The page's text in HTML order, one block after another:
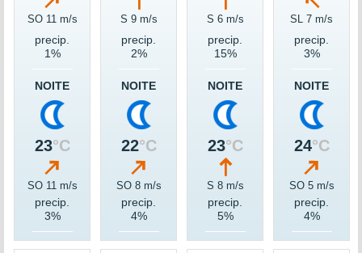
SO 11 m/s
precip.
1%
NOITE
23°C
SO 11 m/s
precip.
3%
S 9 m/s
precip.
2%
NOITE
22°C
SO 8 m/s
precip.
4%
S 6 m/s
precip.
15%
NOITE
23°C
S 8 m/s
precip.
5%
SL 7 m/s
precip.
3%
NOITE
24°C
SO 5 m/s
precip.
4%